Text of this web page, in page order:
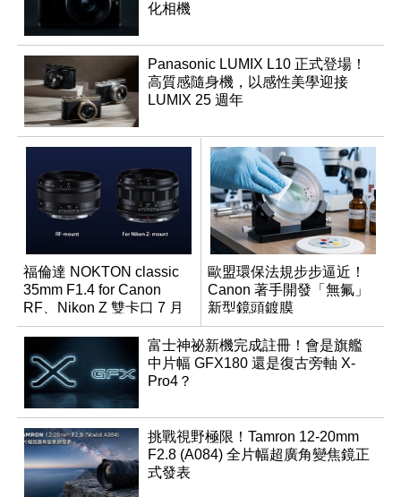
化相機
Panasonic LUMIX L10 正式登場！
高質感隨身機，以感性美學迎接
LUMIX 25 週年
福倫達 NOKTON classic
35mm F1.4 for Canon
RF、Nikon Z 雙卡口 7 月
同步登台
歐盟環保法規步步逼近！
Canon 著手開發「無氟」
新型鏡頭鍍膜
富士神祕新機完成註冊！會是旗艦
中片幅 GFX180 還是復古旁軸 X-
Pro4？
挑戰視野極限！Tamron 12-20mm
F2.8 (A084) 全片幅超廣角變焦鏡正
式發表